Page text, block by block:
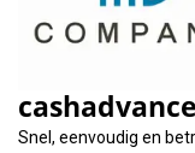
Snel, eenvoudig en